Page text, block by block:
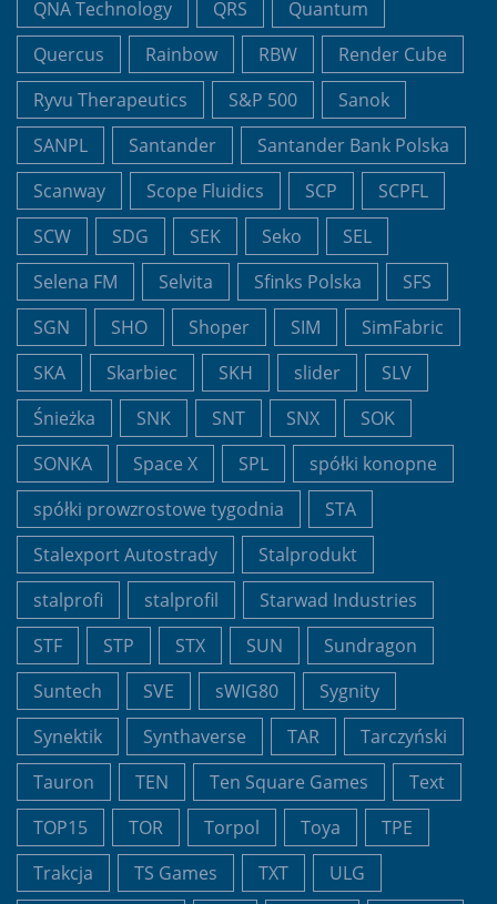
QNA Technology
QRS
Quantum
Quercus
Rainbow RBW
Render Cube
Ryvu Therapeutics
S&P 500
Sanok
SANPL
Santander
Santander Bank Polska
Scanway
Scope Fluidics SCP
SCPFL
SCW
SDG SEK Seko
SEL
Selena FM
Selvita Sfinks Polska
SFS
SGN
SHO Shoper SIM
SimFabric
SKA
Skarbiec SKH slider
SLV
Śnieżka
SNK SNT SNX
SOK
SONKA
Space X SPL
spółki konopne
spółki prowzrostowe tygodnia
STA
Stalexport Autostrady
Stalprodukt
stalprofi
stalprofil
Starwad Industries
STF
STP STX SUN
Sundragon
Suntech
SVE sWIG80
Sygnity
Synektik
Synthaverse TAR
Tarczyński
Tauron
TEN Ten Square Games
Text
TOP15
TOR Torpol Toya
TPE
Trakcja
TS Games TXT
ULG